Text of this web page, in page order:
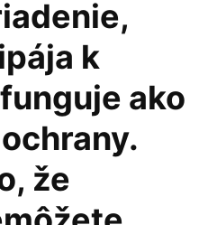
k
ako
že